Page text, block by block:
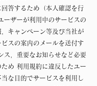
答するため（本人確認を行
ーザーが利用中のサービスの
キャンペーン等及び当社が
スの案内のメールを送付す
ス，重要なお知らせなど必要
ため 利用規約に違反したユー
な目的でサービスを利用し